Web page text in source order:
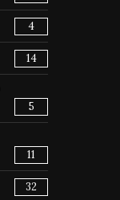
4
14
5
11
32